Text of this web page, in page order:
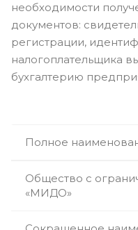
необходимости
документов:
регистрации,
налогоплательщика
бухгалтерию
Полное
Общество с
«МИДО»